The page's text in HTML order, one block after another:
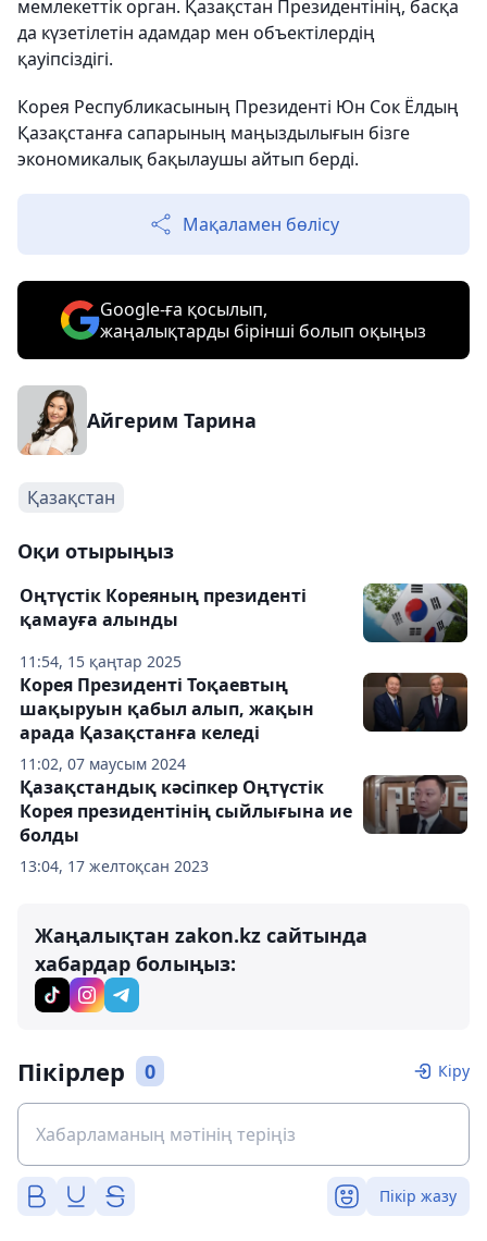
мемлекеттік орган. Қазақстан Президентінің, басқа
да күзетілетін адамдар мен объектілердің
қауіпсіздігі.
Корея Республикасының Президенті Юн Сок Ёлдың
Қазақстанға сапарының маңыздылығын бізге
экономикалық бақылаушы айтып берді.
Мақаламен бөлісу
Google-ға қосылып,
жаңалықтарды бірінші болып оқыңыз
Айгерим Тарина
Қазақстан
Оқи отырыңыз
11:54, 15 қаңтар 2025
Оңтүстік Кореяның президенті
қамауға алынды
11:02, 07 маусым 2024
Корея Президенті Тоқаевтың
шақыруын қабыл алып, жақын
арада Қазақстанға келеді
13:04, 17 желтоқсан 2023
Қазақстандық кәсіпкер Оңтүстік
Корея президентінің сыйлығына ие
болды
Жаңалықтан zakon.kz сайтында
хабардар болыңыз:
Пікірлер 0 Кіру
Пікір жазу